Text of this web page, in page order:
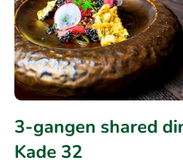
3-gangen shared
Kade 32